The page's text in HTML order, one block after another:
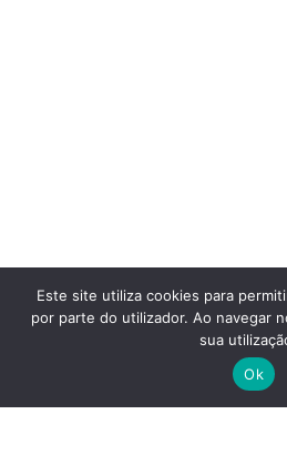
Este site utiliza cookies para
por parte do utilizador. Ao navegar
sua
Ok